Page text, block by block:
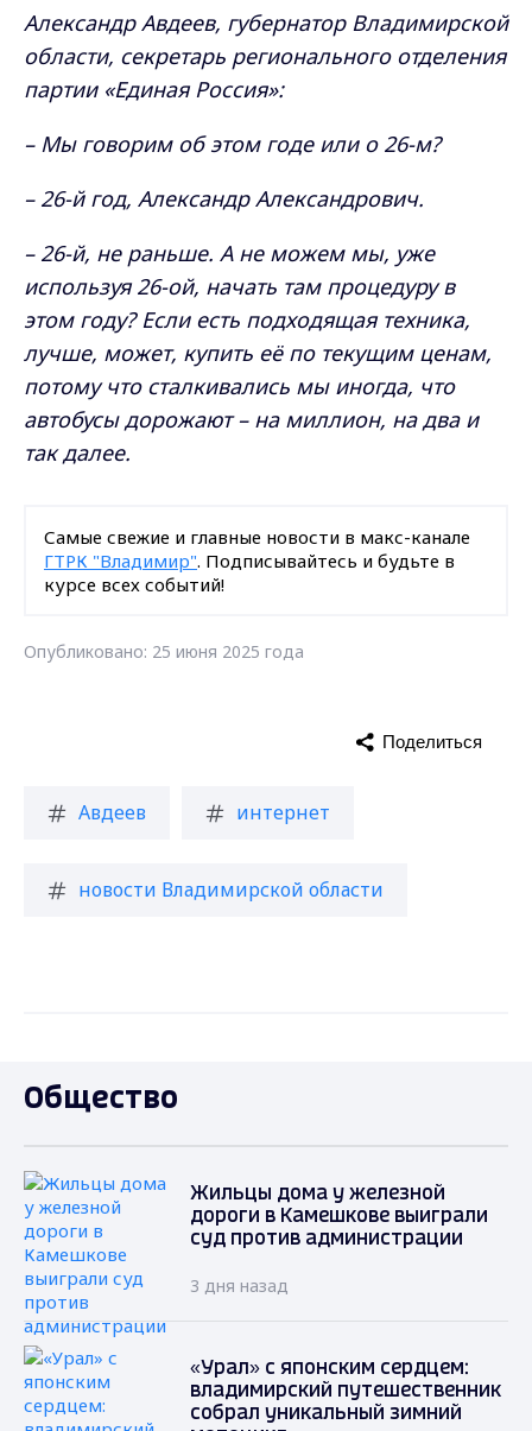
Александр Авдеев, губернатор Владимирской
области, секретарь регионального отделения
партии «Единая Россия»:
– Мы говорим об этом годе или о 26-м?
– 26-й год, Александр Александрович.
– 26-й, не раньше. А не можем мы, уже
используя 26-ой, начать там процедуру в
этом году? Если есть подходящая техника,
лучше, может, купить её по текущим ценам,
потому что сталкивались мы иногда, что
автобусы дорожают – на миллион, на два и
так далее.
Самые свежие и главные новости в макс-канале
ГТРК "Владимир". Подписывайтесь и будьте в
курсе всех событий!
Опубликовано: 25 июня 2025 года
Авдеев интернет
новости Владимирской области
Поделиться
Общество
Жильцы дома у железной
дороги в Камешкове выиграли
суд против администрации
3 дня назад
«Урал» с японским сердцем:
владимирский путешественник
собрал уникальный зимний